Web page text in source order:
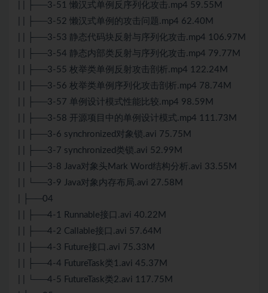
| | ├──3-51 懒汉式单例反序列化攻击.mp4 59.55M
| | ├──3-52 懒汉式单例的攻击问题.mp4 62.40M
| | ├──3-53 静态代码块反射与序列化攻击.mp4 106.97M
| | ├──3-54 静态内部类反射与序列化攻击.mp4 79.77M
| | ├──3-55 枚举类单例反射攻击剖析.mp4 122.24M
| | ├──3-56 枚举类单例序列化攻击剖析.mp4 78.74M
| | ├──3-57 单例设计模式性能比较.mp4 98.59M
| | ├──3-58 开源项目中的单例设计模式.mp4 111.73M
| | ├──3-6 synchronized对象锁.avi 75.75M
| | ├──3-7 synchronized类锁.avi 52.99M
| | ├──3-8 Java对象头Mark Word结构分析.avi 33.55M
| | └──3-9 Java对象内存布局.avi 27.58M
| ├──04
| | ├──4-1 Runnable接口.avi 40.22M
| | ├──4-2 Callable接口.avi 57.64M
| | ├──4-3 Future接口.avi 75.33M
| | ├──4-4 FutureTask类1.avi 45.37M
| | └──4-5 FutureTask类2.avi 117.75M